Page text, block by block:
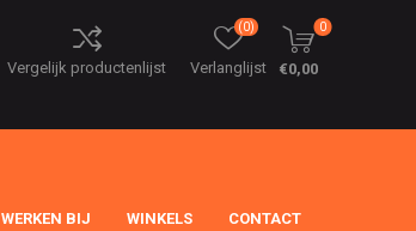
Vergelijk productenlijst Verlanglijst
(0) 0
€0,00
WERKEN BIJ WINKELS CONTACT